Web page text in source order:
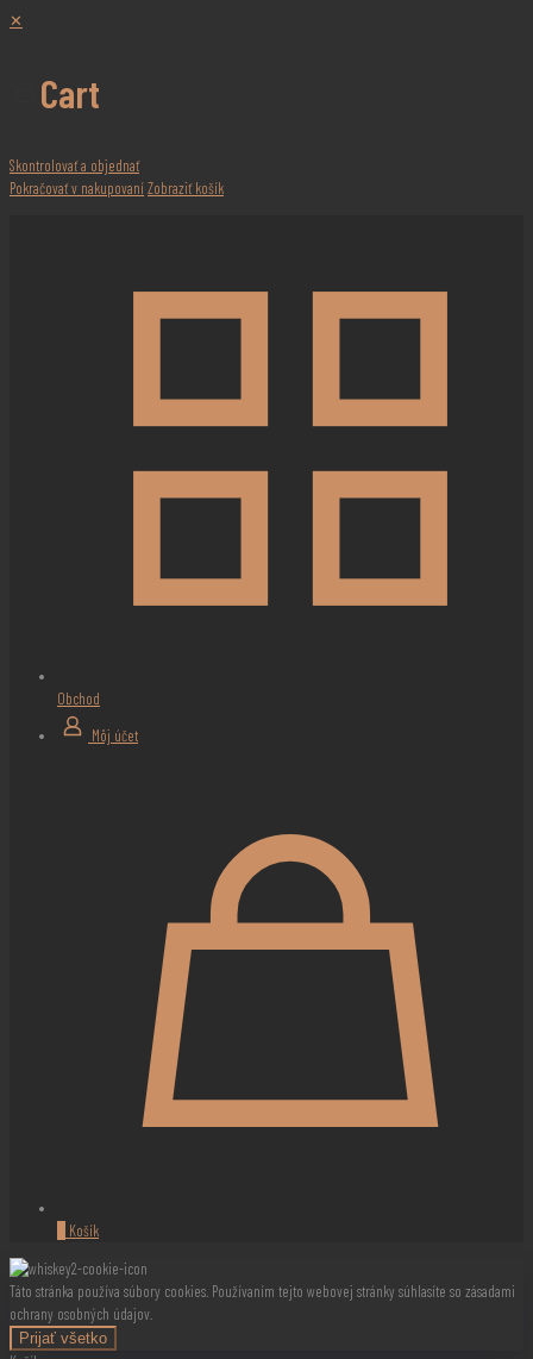
✕
Cart
Skontrolovať a objednať
Pokračovať v nakupovaníZobraziť košík
Obchod
Môj účet
Košík
Táto stránka používa súbory cookies. Používaním tejto webovej stránky súhlasíte so zásadami
ochrany osobných údajov.
Prijať všetko